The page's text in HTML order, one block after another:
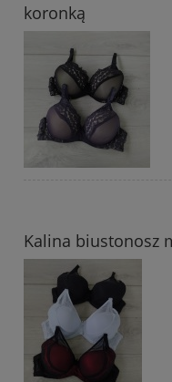
koronką
Kalina biustonosz